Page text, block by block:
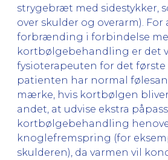
strygebræt med sidestykker,
over skulder og overarm). For
forbrænding i forbindelse
kortbølgebehandling er det
fysioterapeuten for det første
patienten har normal
mærke, hvis kortbølgen
andet, at udvise ekstra
kortbølgebehandling
knoglefremspring (for
skulderen), da varmen vil